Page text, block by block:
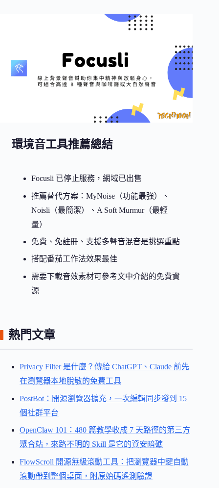
環境音工具推薦總結
Focusli 已停止服務，網域已出售
推薦替代方案：MyNoise（功能最強）、
Noisli（最簡潔）、A Soft Murmur（最輕
量）
免費、免註冊、支援多聲音混音是挑選重點
搭配番茄工作法效果最佳
需要下載音效素材可參考文中介紹的免費資
源
熱門文章
Privacy Filter 是什麼？傳給 ChatGPT、Claude 前先
在瀏覽器本地脫敏的免費工具
PostBot：開源瀏覽器擴充，一次編輯同步發到 15
個社群平台
OpenClaw 101：480 篇教學收成 7 天路徑的第三方
聚合站，來路不明的 Skill 是它的資安暗礁
FlowScroll 開源無級滾動工具：把瀏覽器中鍵自動
滾動帶到整個桌面，附原始碼遙測驗證